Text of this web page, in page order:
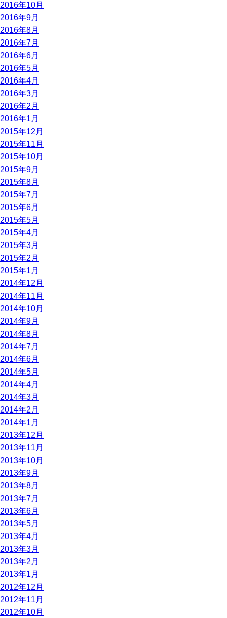
2016年10月
2016年9月
2016年8月
2016年7月
2016年6月
2016年5月
2016年4月
2016年3月
2016年2月
2016年1月
2015年12月
2015年11月
2015年10月
2015年9月
2015年8月
2015年7月
2015年6月
2015年5月
2015年4月
2015年3月
2015年2月
2015年1月
2014年12月
2014年11月
2014年10月
2014年9月
2014年8月
2014年7月
2014年6月
2014年5月
2014年4月
2014年3月
2014年2月
2014年1月
2013年12月
2013年11月
2013年10月
2013年9月
2013年8月
2013年7月
2013年6月
2013年5月
2013年4月
2013年3月
2013年2月
2013年1月
2012年12月
2012年11月
2012年10月